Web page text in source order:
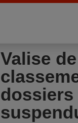
Valise de
dossiers